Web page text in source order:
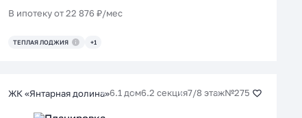
В ипотеку от 22 876 ₽/мес
ТЕПЛАЯ ЛОДЖИЯ +1
ЖК «Янтарная долина»6.1 дом6.2 секция7/8 этаж№275